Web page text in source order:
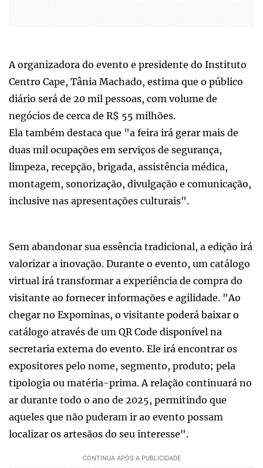
A organizadora do evento e presidente do Instituto
Centro Cape, Tânia Machado, estima que o público
diário será de 20 mil pessoas, com volume de
negócios de cerca de R$ 55 milhões.
Ela também destaca que "a feira irá gerar mais de
duas mil ocupações em serviços de segurança,
limpeza, recepção, brigada, assistência médica,
montagem, sonorização, divulgação e comunicação,
inclusive nas apresentações culturais".
Sem abandonar sua essência tradicional, a edição irá
valorizar a inovação. Durante o evento, um catálogo
virtual irá transformar a experiência de compra do
visitante ao fornecer informações e agilidade. "Ao
chegar no Expominas, o visitante poderá baixar o
catálogo através de um QR Code disponível na
secretaria externa do evento. Ele irá encontrar os
expositores pelo nome, segmento, produto; pela
tipologia ou matéria-prima. A relação continuará no
ar durante todo o ano de 2025, permitindo que
aqueles que não puderam ir ao evento possam
localizar os artesãos do seu interesse".